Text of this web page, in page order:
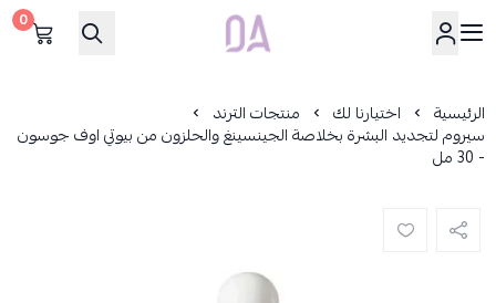
Dar Alamirat
0
الرئيسية اختيارنا لك منتجات الترند
سيروم لتجديد البشرة بخلاصة الجينسينغ والحلزون من بيوتي اوف جوسون
- 30 مل